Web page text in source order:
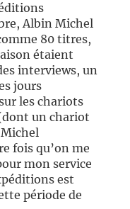
Albin Michel
80 titres,
étaient
interviews, un
jours
les chariots
un chariot
fois qu’on me
mon service
est
période de